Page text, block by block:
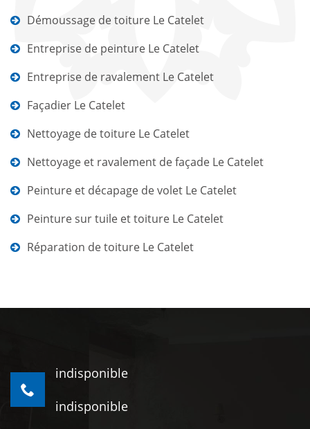
Démoussage de toiture Le Catelet
Entreprise de peinture Le Catelet
Entreprise de ravalement Le Catelet
Façadier Le Catelet
Nettoyage de toiture Le Catelet
Nettoyage et ravalement de façade Le Catelet
Peinture et décapage de volet Le Catelet
Peinture sur tuile et toiture Le Catelet
Réparation de toiture Le Catelet
indisponible
indisponible